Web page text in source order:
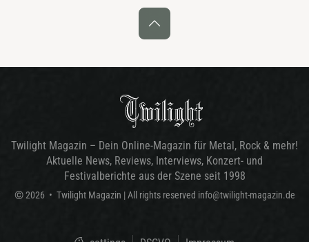
Twilight Magazin – Dein Online-Magazin für Metal, Rock & mehr!
Aktuelle News, Reviews, Interviews, Konzert- und
Festivalberichte aus der Szene seit 1998
© 2026 • Twilight Magazin | All rights reserved info@twilight-magazin.de